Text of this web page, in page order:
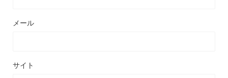
メール
サイト